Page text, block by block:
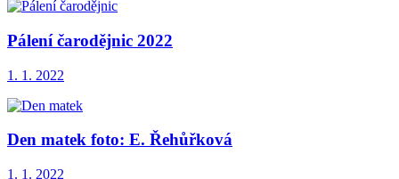
Pálení čarodějnic 2022
1. 1. 2022
Den matek foto: E. Řehůřková
1. 1. 2022